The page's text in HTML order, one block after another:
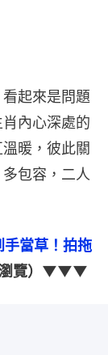
起來是問題
內心深處的
暖，彼此關
包容，二人
手當草！拍拖
瀏覽）▼▼▼